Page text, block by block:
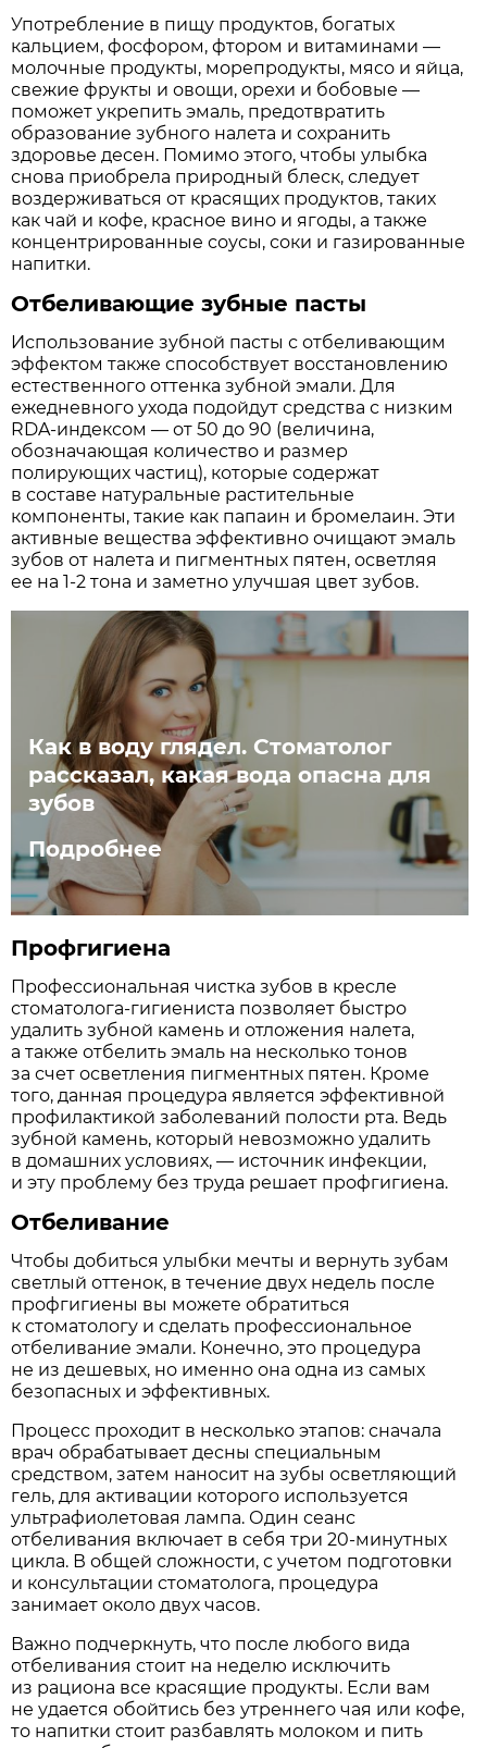
Употребление в пищу продуктов, богатых
кальцием, фосфором, фтором и витаминами —
молочные продукты, морепродукты, мясо и яйца,
свежие фрукты и овощи, орехи и бобовые —
поможет укрепить эмаль, предотвратить
образование зубного налета и сохранить
здоровье десен. Помимо этого, чтобы улыбка
снова приобрела природный блеск, следует
воздерживаться от красящих продуктов, таких
как чай и кофе, красное вино и ягоды, а также
концентрированные соусы, соки и газированные
напитки.
Отбеливающие зубные пасты
Использование зубной пасты с отбеливающим
эффектом также способствует восстановлению
естественного оттенка зубной эмали. Для
ежедневного ухода подойдут средства с низким
RDA-индексом — от 50 до 90 (величина,
обозначающая количество и размер
полирующих частиц), которые содержат
в составе натуральные растительные
компоненты, такие как папаин и бромелаин. Эти
активные вещества эффективно очищают эмаль
зубов от налета и пигментных пятен, осветляя
ее на 1-2 тона и заметно улучшая цвет зубов.
Как в воду глядел. Стоматолог
рассказал, какая вода опасна для
зубов
Подробнее
Профгигиена
Профессиональная чистка зубов в кресле
стоматолога-гигиениста позволяет быстро
удалить зубной камень и отложения налета,
а также отбелить эмаль на несколько тонов
за счет осветления пигментных пятен. Кроме
того, данная процедура является эффективной
профилактикой заболеваний полости рта. Ведь
зубной камень, который невозможно удалить
в домашних условиях, — источник инфекции,
и эту проблему без труда решает профгигиена.
Отбеливание
Чтобы добиться улыбки мечты и вернуть зубам
светлый оттенок, в течение двух недель после
профгигиены вы можете обратиться
к стоматологу и сделать профессиональное
отбеливание эмали. Конечно, это процедура
не из дешевых, но именно она одна из самых
безопасных и эффективных.
Процесс проходит в несколько этапов: сначала
врач обрабатывает десны специальным
средством, затем наносит на зубы осветляющий
гель, для активации которого используется
ультрафиолетовая лампа. Один сеанс
отбеливания включает в себя три 20-минутных
цикла. В общей сложности, с учетом подготовки
и консультации стоматолога, процедура
занимает около двух часов.
Важно подчеркнуть, что после любого вида
отбеливания стоит на неделю исключить
из рациона все красящие продукты. Если вам
не удается обойтись без утреннего чая или кофе,
то напитки стоит разбавлять молоком и пить